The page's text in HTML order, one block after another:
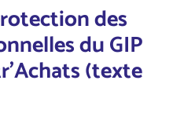
des
du GIP
(texte